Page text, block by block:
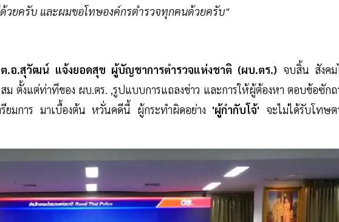
ยครับ และผมขอโทษองค์กรตำรวจทุกคนด้วยครับ"
.อ.สุวัฒน์ แจ้งยอดสุข ผู้บัญชาการตำรวจแห่งชาติ (ผบ.ตร.) จบสิ้น สังคม
สม ตั้งแต่ท่าทีของ ผบ.ตร. ,รูปแบบการแถลงข่าว และการให้ผู้ต้องหา ตอบข้อซัก
ยมการ มาเบื้องต้น หวั่นคดีนี้ ผู้กระทำผิดอย่าง 'ผู้กำกับโจ้' จะไม่ได้รับโทษต